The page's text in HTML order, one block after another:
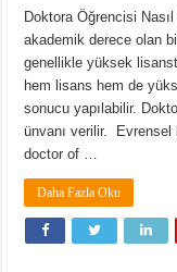
Doktora Öğrencisi
akademik derece olan
genellikle yüksek
hem lisans hem de
sonucu yapılabilir.
ünvanı verilir. Evrensel
doctor of …
Daha Fazla Oku